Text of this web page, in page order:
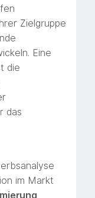
Zielgruppe
Eine
die
das
im Markt